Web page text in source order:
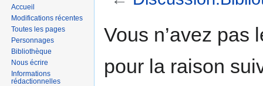
à
navigation
à
recherche
Vous n’avez pas
pour la raison
Accueil
Modifications récentes
Toutes les pages
Personnages
Bibliothèque
Nous écrire
Informations
rédactionnelles